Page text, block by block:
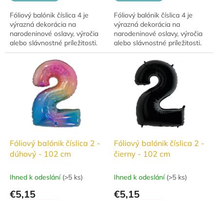
Fóliový balónik číslica 4 je
výrazná dekorácia na
narodeninové oslavy, výročia
alebo slávnostné príležitosti.
Balónik v tvare číslice má
výšku cca 102 cm a je vhodný
Fóliový balónik číslica 4 je
výrazná dekorácia na
narodeninové oslavy, výročia
alebo slávnostné príležitosti.
Balónik v tvare číslice má
výšku cca 102 cm a je vhodný
Fóliový balónik číslica 2 -
dúhový - 102 cm
Ihned k odeslání (>5 ks)
€5,15
Fóliový balónik číslica 2 -
čierny - 102 cm
Ihned k odeslání (>5 ks)
€5,15